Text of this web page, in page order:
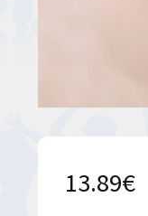
13.89€